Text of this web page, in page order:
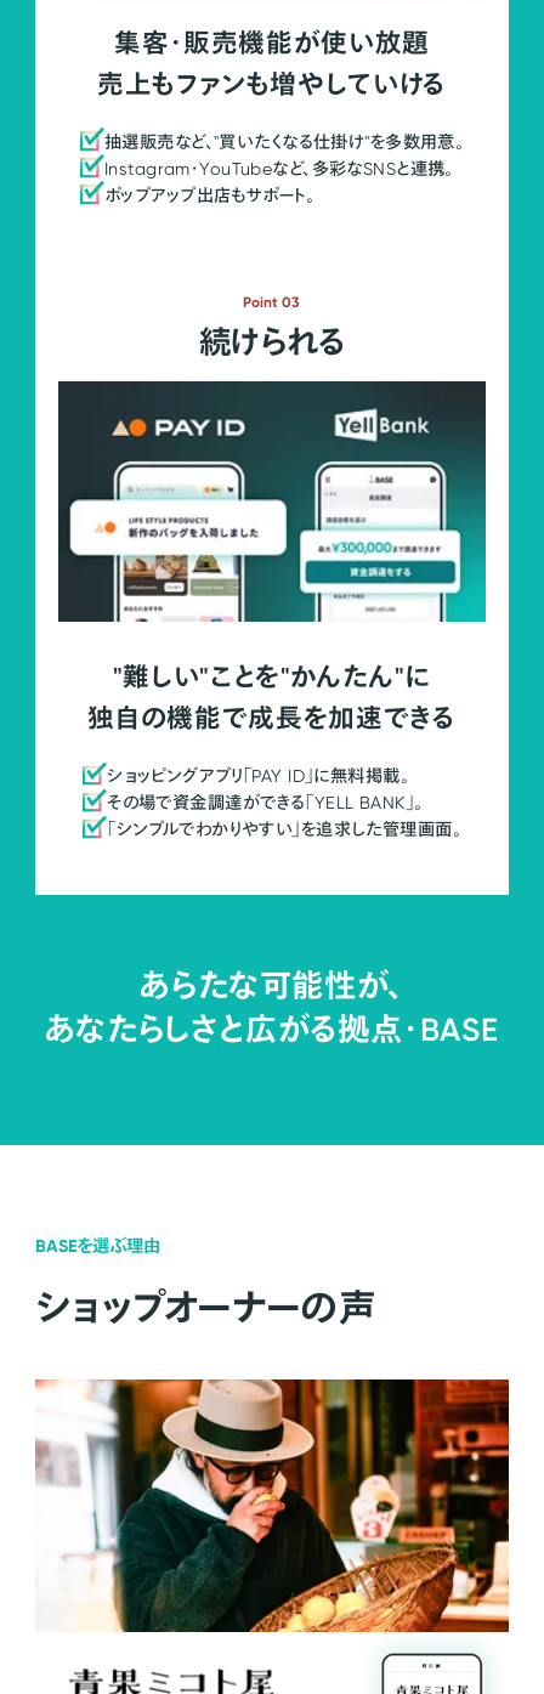
集客・販売機能が使い放題
売上もファンも増やしていける
抽選販売など、"買いたくなる仕掛け"を多数用意。
Instagram・YouTubeなど、多彩なSNSと連携。
ポップアップ出店もサポート。
Point 03
続けられる
"難しい"ことを"かんたん"に
独自の機能で成長を加速できる
ショッピングアプリ「PAY ID」に無料掲載。
その場で資金調達ができる「YELL BANK」。
「シンプルでわかりやすい」を追求した管理画面。
あらたな可能性が、
あなたらしさと広がる拠点・BASE
BASEを選ぶ理由
ショップオーナーの声